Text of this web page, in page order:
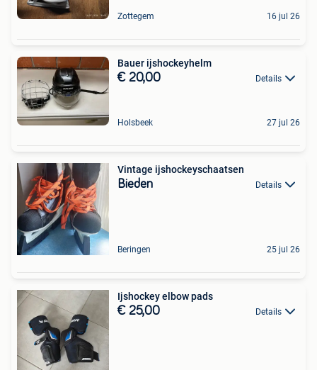
Zottegem 16 jul 26
Bauer ijshockeyhelm
€ 20,00 Details
Holsbeek 27 jul 26
Vintage ijshockeyschaatsen
Bieden Details
Beringen 25 jul 26
Ijshockey elbow pads
€ 25,00 Details